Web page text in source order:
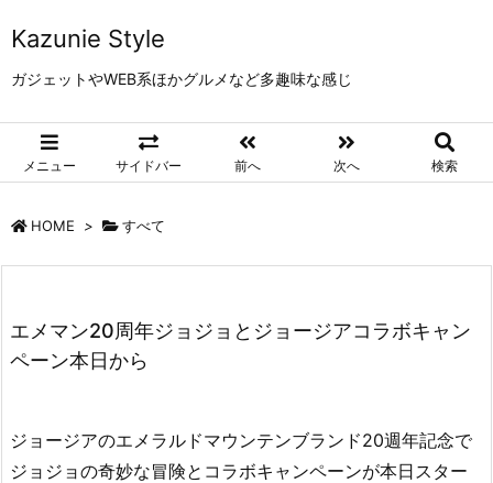
Kazunie Style
ガジェットやWEB系ほかグルメなど多趣味な感じ
メニュー サイドバー 前へ 次へ 検索
HOME > すべて
エメマン20周年ジョジョとジョージアコラボキャン
ペーン本日から
ジョージアのエメラルドマウンテンブランド20週年記念で
ジョジョの奇妙な冒険とコラボキャンペーンが本日スター